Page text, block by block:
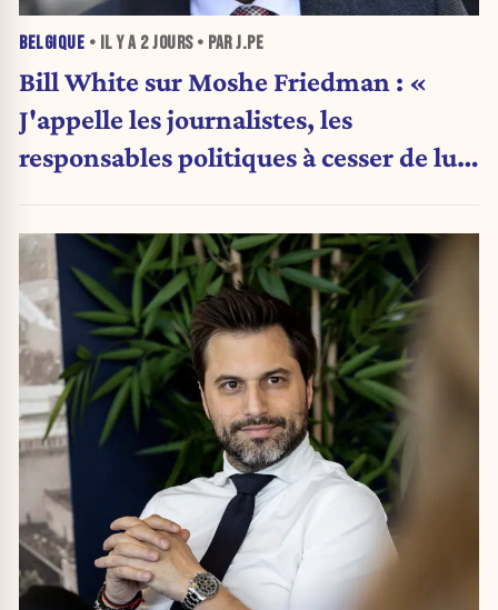
BELGIQUE • IL Y A 2 JOURS• PAR J.PE
Bill White sur Moshe Friedman : «
J'appelle les journalistes, les
responsables politiques à cesser de lui